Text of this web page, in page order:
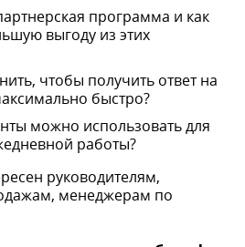
программа и как
выгоду из этих
чтобы получить ответ на
быстро?
можно использовать для
работы?
руководителям,
менеджерам по